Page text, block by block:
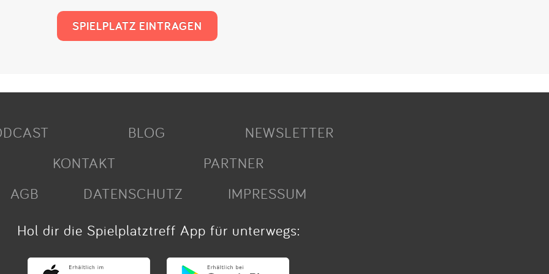
SPIELPLATZ EINTRAGEN
BLOG
NEWSLETTER
KONTAKT
PARTNER
AGB
DATENSCHUTZ
IMPRESSUM
Hol dir die Spielplatztreff App für unterwegs: